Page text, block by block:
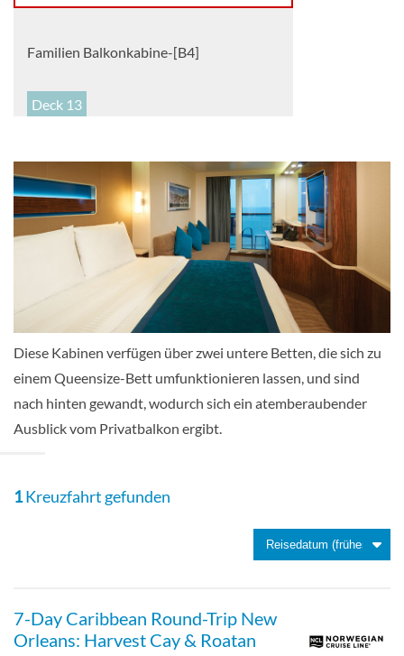
Familien Balkonkabine-[B4]
Deck 13
Balkonkabine mit großem Balkon-[B6]
Deck
Balkonkabine
Spa Balkonkabine-[B9]
Deck 14
Balkonkabine, Mittschiff-[BA]
Diese Kabinen verfügen über zwei untere Betten, die sich zu
einem Queensize-Bett umfunktionieren lassen, und sind
nach hinten gewandt, wodurch sich ein atemberaubender
Ausblick vom Privatbalkon ergibt.
1Kreuzfahrt gefunden
7-Day Caribbean Round-Trip New
Orleans: Harvest Cay & Roatan